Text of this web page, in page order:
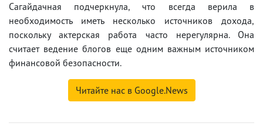
Сагайдачная подчеркнула, что всегда верила в
необходимость иметь несколько источников дохода,
поскольку актерская работа часто нерегулярна. Она
считает ведение блогов еще одним важным источником
финансовой безопасности.
Читайте нас в Google.News